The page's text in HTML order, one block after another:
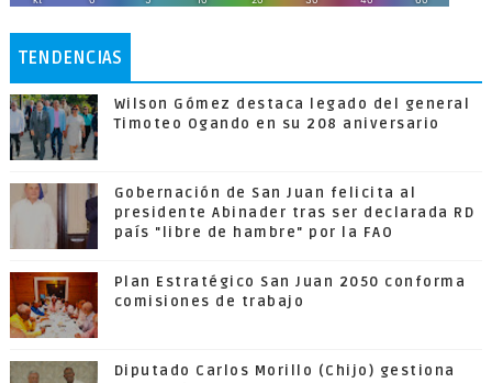
TENDENCIAS
Wilson Gómez destaca legado del general
Timoteo Ogando en su 208 aniversario
Gobernación de San Juan felicita al
presidente Abinader tras ser declarada RD
país "libre de hambre" por la FAO
Plan Estratégico San Juan 2050 conforma
comisiones de trabajo
Diputado Carlos Morillo (Chijo) gestiona